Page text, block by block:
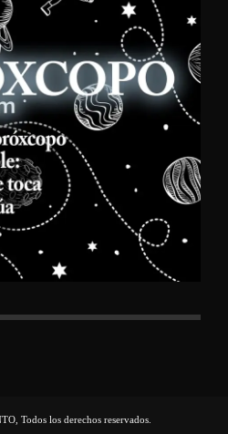
Todos los derechos reservados.